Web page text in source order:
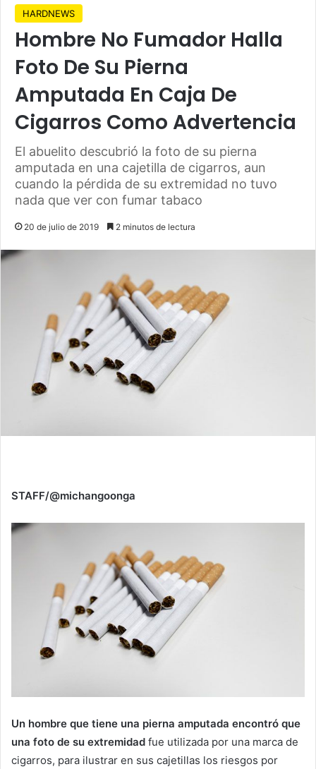
HARDNEWS
Hombre No Fumador Halla
Foto De Su Pierna
Amputada En Caja De
Cigarros Como Advertencia
El abuelito descubrió la foto de su pierna
amputada en una cajetilla de cigarros, aun
cuando la pérdida de su extremidad no tuvo
nada que ver con fumar tabaco
20 de julio de 2019 2 minutos de lectura
STAFF/@michangoonga
Un hombre que tiene una pierna amputada encontró que
una foto de su extremidad fue utilizada por una marca de
cigarros, para ilustrar en sus cajetillas los riesgos por